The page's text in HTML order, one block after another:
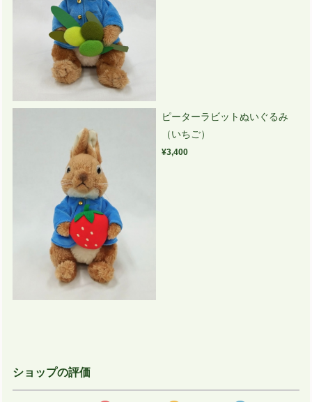
ピーターラビットぬいぐるみ
（いちご）
¥3,400
ショップの評価